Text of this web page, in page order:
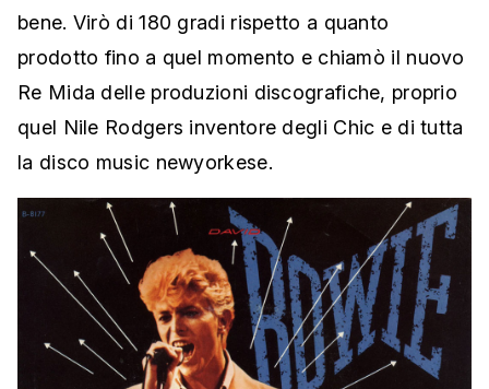
bene. Virò di 180 gradi rispetto a quanto
prodotto fino a quel momento e chiamò il nuovo
Re Mida delle produzioni discografiche, proprio
quel Nile Rodgers inventore degli Chic e di tutta
la disco music newyorkese.